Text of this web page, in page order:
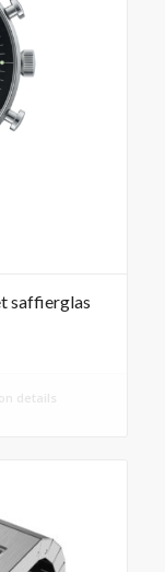
saffierglas
details